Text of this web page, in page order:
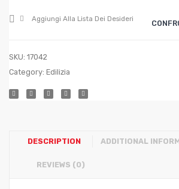
Aggiungi Alla Lista Dei Desideri
SKU: 17042
Category: Edilizia
DESCRIPTION ADDITIONAL
REVIEWS (0)